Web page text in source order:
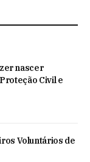
nascer
Civil e
Voluntários de